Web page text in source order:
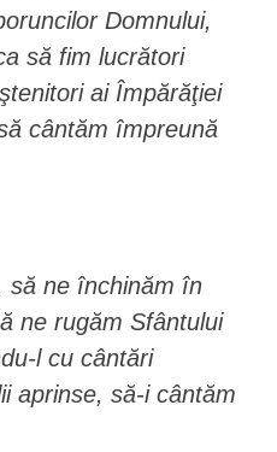
Domnului,
să fim lucrători
ai Împărăţiei
cântăm împreună
să ne închinăm în
ne rugăm Sfântului
l cu cântări
aprinse, să-i cântăm